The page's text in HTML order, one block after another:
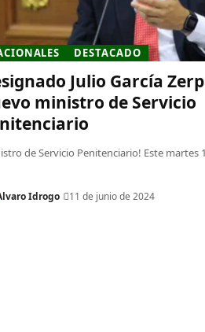
DESTACADO
Julio García
ministro de Servicio
de Servicio Penitenciario! Este martes
Idrogo 11 de junio de 2024